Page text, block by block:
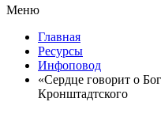
Меню
Главная
Ресурсы
Инфоповод
«Сердце говорит о
Кронштадтского